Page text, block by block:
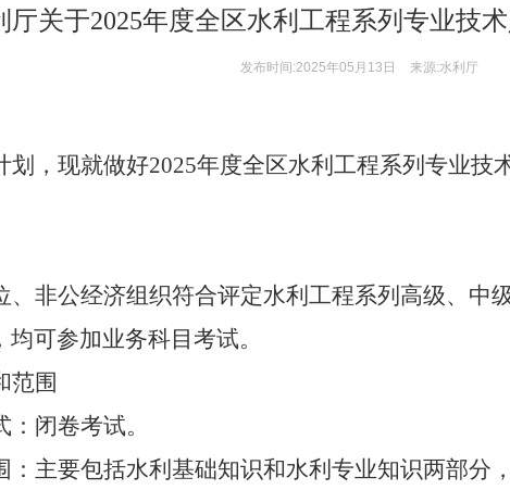
厅关于2025年度全区水利工程系列专业技
发布时间:2025年05月13日 来源:水利厅
划，现就做好2025年度全区水利工程系列专业技
、非公经济组织符合评定水利工程系列高级、中
可参加业务科目考试。
范围
：闭卷考试。
：主要包括水利基础知识和水利专业知识两部分